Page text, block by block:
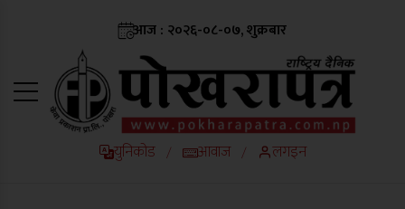
आज : २०२६-०८-०७, शुक्रबार
युनिकोड / आवाज / लगइन